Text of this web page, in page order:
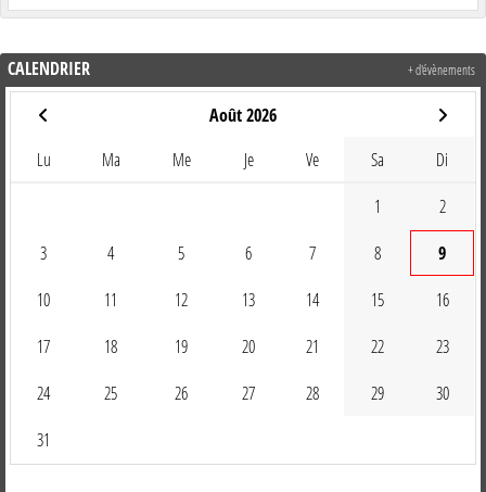
CALENDRIER
Août 2026
Lu Ma Me Je Ve Sa Di
1 2
3 4 5 6 7 8 9
10 11 12 13 14 15 16
17 18 19 20 21 22 23
24 25 26 27 28 29 30
31
+ d'évènements